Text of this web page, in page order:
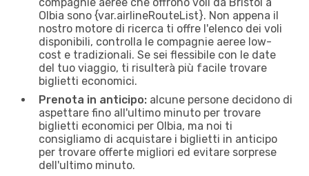
Olbia sono {​var.airlineRouteList}. Non appena il
nostro motore di ricerca ti offre l'elenco dei voli
disponibili, controlla le compagnie aeree low-
cost e tradizionali. Se sei flessibile con le date
del tuo viaggio, ti risulterà più facile trovare
biglietti economici.
Prenota in anticipo: alcune persone decidono di
aspettare fino all'ultimo minuto per trovare
biglietti economici per Olbia, ma noi ti
consigliamo di acquistare i biglietti in anticipo
per trovare offerte migliori ed evitare sorprese
dell'ultimo minuto.